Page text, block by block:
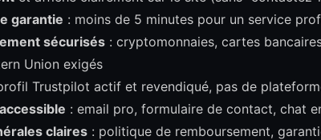
garantie : moins de 5 minutes pour un service
sécurisés : cryptomonnaies, cartes
Union exigés
Trustpilot actif et revendiqué, pas de
: email pro, formulaire de contact, chat
claires : politique de remboursement,